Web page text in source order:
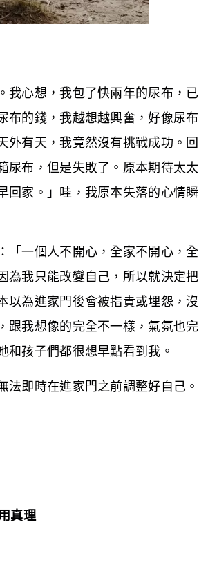
我心想，我包了快兩年的尿布，已
布的錢，我越想越興奮，好像尿布
外有天，我竟然沒有挑戰成功。回
尿布，但是失敗了。原本期待太太
回家。」哇，我原本失落的心情瞬
「一個人不開心，全家不開心，全
為我只能改變自己，所以就決定把
以為進家門後會被指責或埋怨，沒
跟我想像的完全不一樣，氣氛也完
孩子們都很想早點看到我。
即時在進家門之前調整好自己。
真理